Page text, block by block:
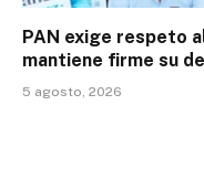
PAN exige respeto
mantiene firme su
5 agosto, 2026